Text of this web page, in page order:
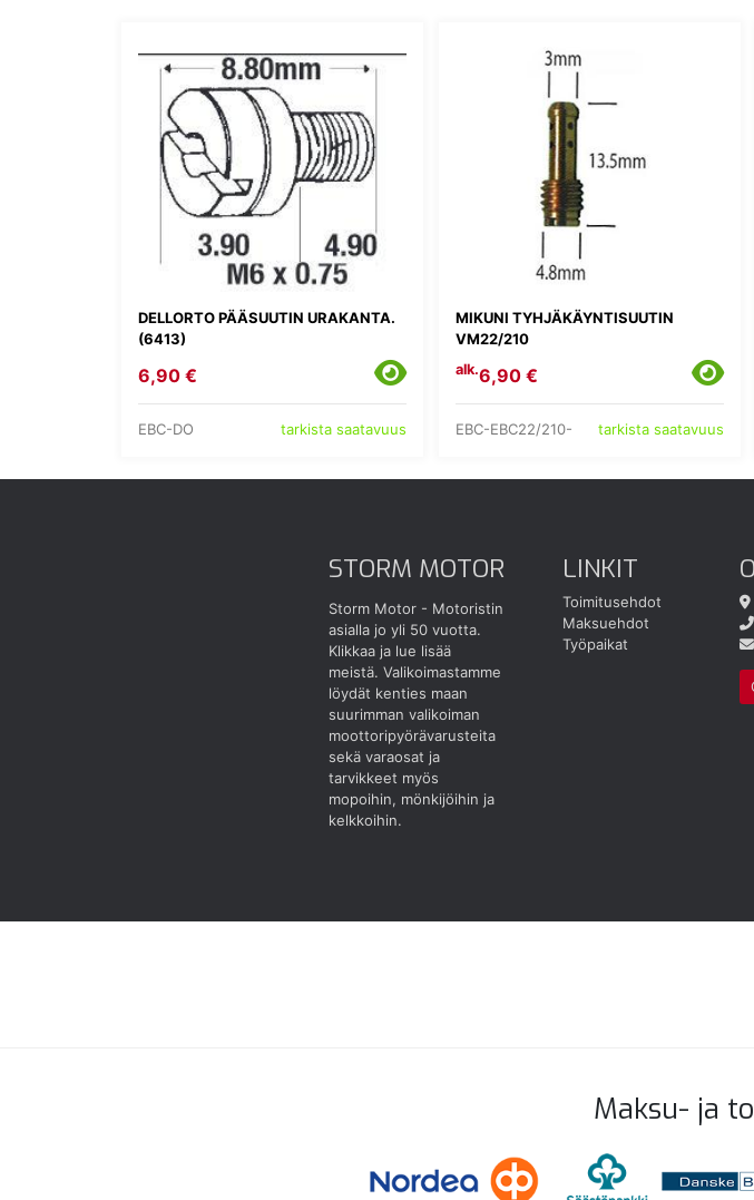
DELLORTO PÄÄSUUTIN URAKANTA.
(6413)
6,90 €
EBC-DO tarkista saatavuus
MIKUNI TYHJÄKÄYNTISUUTIN
VM22/210
alk.6,90 €
EBC-EBC22/210- tarkista saatavuus
STORM MOTOR
Storm Motor - Motoristin
asialla jo yli 50 vuotta.
Klikkaa ja lue lisää
meistä. Valikoimastamme
löydät kenties maan
suurimman valikoiman
moottoripyörävarusteita
sekä varaosat ja
tarvikkeet myös
mopoihin, mönkijöihin ja
kelkkoihin.
LINKIT
Toimitusehdot
Maksuehdot
Työpaikat
Maksu- ja